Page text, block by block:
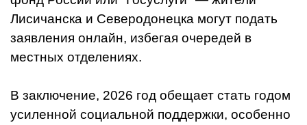
Лисичанска и Северодонецка могут подать
заявления онлайн, избегая очередей в
местных отделениях.
В заключение, 2026 год обещает стать годом
усиленной социальной поддержки, особенно